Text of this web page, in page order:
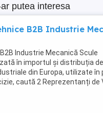
putea interesa
B2B Industrie
Industrie Mecanică Scule
în importul și distribuția
din Europa, utilizate în
caută 2 Reprezentanți de